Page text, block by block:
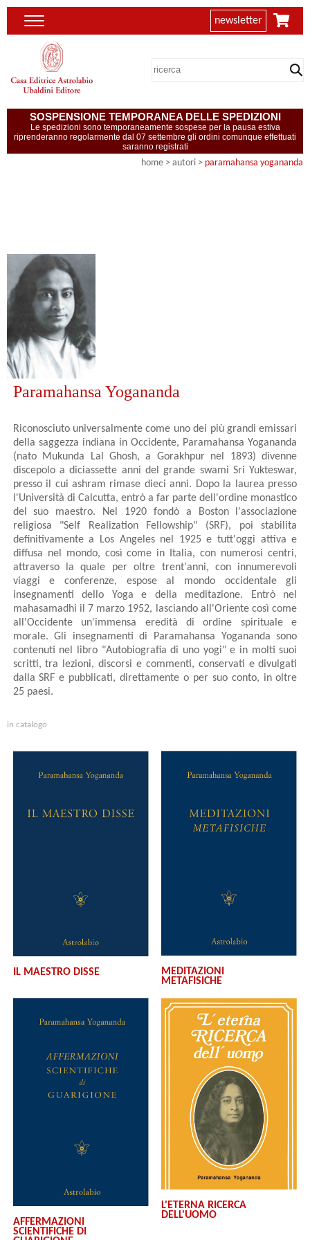
newsletter
SOSPENSIONE TEMPORANEA DELLE SPEDIZIONI
Le spedizioni sono temporaneamente sospese per la pausa estiva
riprenderanno regolarmente dal 07 settembre gli ordini comunque effettuati
saranno registrati
home > autori > paramahansa yogananda
Paramahansa Yogananda
Riconosciuto universalmente come uno dei più grandi emissari
della saggezza indiana in Occidente, Paramahansa Yogananda
(nato Mukunda Lal Ghosh, a Gorakhpur nel 1893) divenne
discepolo a diciassette anni del grande swami Sri Yukteswar,
presso il cui ashram rimase dieci anni. Dopo la laurea presso
l'Università di Calcutta, entrò a far parte dell'ordine monastico
del suo maestro. Nel 1920 fondò a Boston l'associazione
religiosa "Self Realization Fellowship" (SRF), poi stabilita
definitivamente a Los Angeles nel 1925 e tutt'oggi attiva e
diffusa nel mondo, così come in Italia, con numerosi centri,
attraverso la quale per oltre trent'anni, con innumerevoli
viaggi e conferenze, espose al mondo occidentale gli
insegnamenti dello Yoga e della meditazione. Entrò nel
mahasamadhi il 7 marzo 1952, lasciando all'Oriente così come
all'Occidente un'immensa eredità di ordine spirituale e
morale. Gli insegnamenti di Paramahansa Yogananda sono
contenuti nel libro "Autobiografia di uno yogi" e in molti suoi
scritti, tra lezioni, discorsi e commenti, conservati e divulgati
dalla SRF e pubblicati, direttamente o per suo conto, in oltre
25 paesi.
in catalogo
IL MAESTRO DISSE
MEDITAZIONI
METAFISICHE
AFFERMAZIONI
SCIENTIFICHE DI
L'ETERNA RICERCA
DELL'UOMO